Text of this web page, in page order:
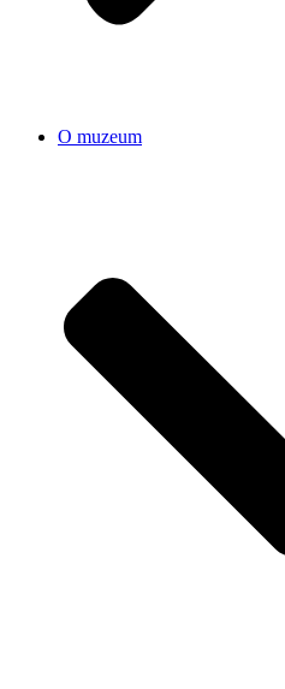
O muzeum